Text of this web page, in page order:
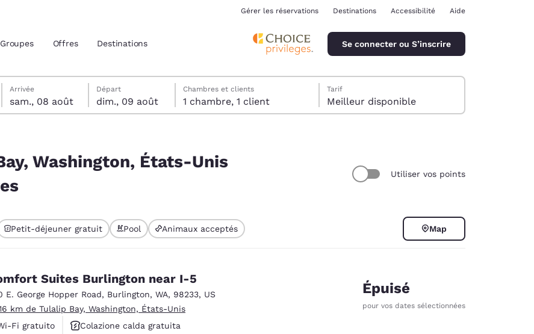
actuels
Latin America Canada
Español
Germany
Gérer les réservations Destinations Accessibilité Aide
Groupes Offres Destinations Se connecter ou S’inscrire
samedi 8 août
Arrivée
sam., 08 août
dimanche 9 août
Départ
dim., 09 août
Date de départ sélectionnée au dimanche 9 août
Date d’arrivée sélectionnée au samedi 8 août
Chambres et clients
1 chambre, 1 client
Tarif
Meilleur disponible
Washington, États-Unis
Utiliser vos points
Petit-déjeuner gratuit Pool Animaux acceptés Map
Suites Burlington near I-5
E. George Hopper Road, Burlington, WA, 98233, US
km de Tulalip Bay, Washington, États-Unis
Fi gratuito
Colazione calda gratuita
Épuisé
pour vos dates sélectionnées